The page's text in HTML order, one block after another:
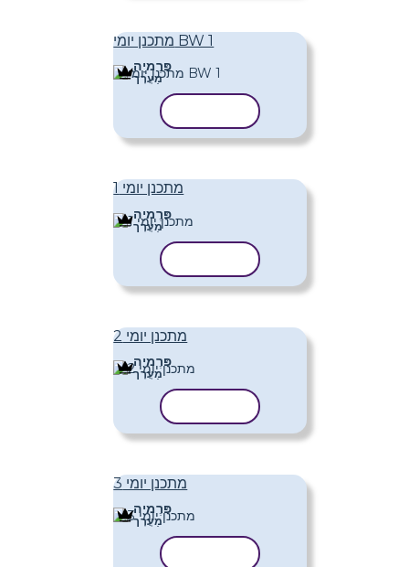
מתכנן יומי BW 1
פּרֶמיָה
מַעֲרָך
מתכנן יומי 1
פּרֶמיָה
מַעֲרָך
מתכנן יומי 2
פּרֶמיָה
מַעֲרָך
מתכנן יומי 3
פּרֶמיָה
מַעֲרָך